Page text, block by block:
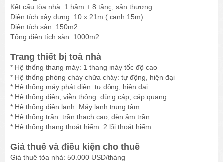
Kết cấu tòa nhà: 1 hầm + 8 tầng, sân thượng
Diện tích xây dựng: 10 x 21m ( cạnh 15m)
Diện tích sàn: 150m2
Tổng diện tích sàn: 1000m2
Trang thiết bị toà nhà
* Hệ thống thang máy: 1 thang máy tốc độ cao
* Hệ thống phòng cháy chữa cháy: tự động, hiện đại
* Hệ thống máy phát điện: tự động, hiện đại
* Hệ thống điện, viễn thông: dùng cáp, cáp quang
* Hệ thống điện lạnh: Máy lạnh trung tâm
* Hệ thống trần: trần thạch cao, đèn âm trần
* Hệ thống thang thoát hiểm: 2 lối thoát hiểm
Giá thuê và điều kiện cho thuê
Giá thuê tòa nhà: 50.000 USD/tháng